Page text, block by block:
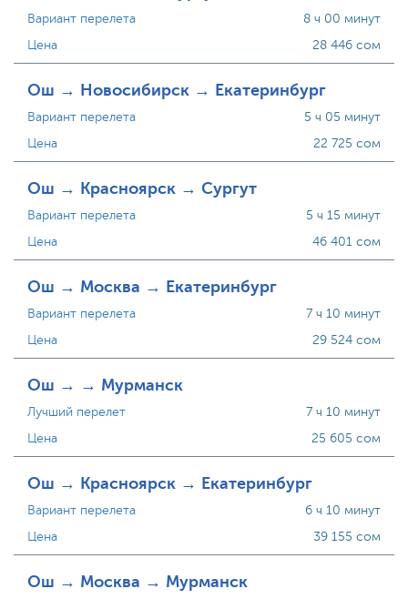
Вариант перелета
Цена
8 ч 00 минут
28 446 сом
Ош → Новосибирск → Екатеринбург
Вариант перелета
Цена
5 ч 05 минут
22 725 сом
Ош → Красноярск → Сургут
Вариант перелета
Цена
5 ч 15 минут
46 401 сом
Ош → Москва → Екатеринбург
Вариант перелета
Цена
7 ч 10 минут
29 524 сом
Ош → → Мурманск
Лучший перелет
Цена
7 ч 10 минут
25 605 сом
Ош → Красноярск → Екатеринбург
Вариант перелета
Цена
6 ч 10 минут
39 155 сом
Ош → Москва → Мурманск